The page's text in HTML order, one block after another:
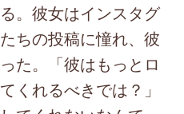
。彼女はインスタグ
ちの投稿に憧れ、彼
た。「彼はもっとロ
くれるべきでは？」